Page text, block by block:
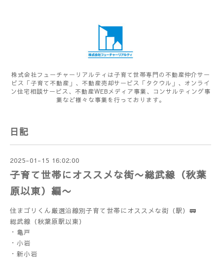
株式会社フューチャーリアルティは子育て世帯専門の不動産仲介サー
ビス「子育て不動産」、不動産売却サービス「タクウル」、オンライ
ン住宅相談サービス、不動産WEBメディア事業、コンサルティング事
業など様々な事業を行っております。
日記
2025-01-15 16:02:00
子育て世帯にオススメな街〜総武線（秋葉
原以東）編〜
住まゴリくん厳選沿線別子育て世帯にオススメな街（駅）🚃
総武線（秋葉原駅以東）
・亀戸
・小岩
・新小岩